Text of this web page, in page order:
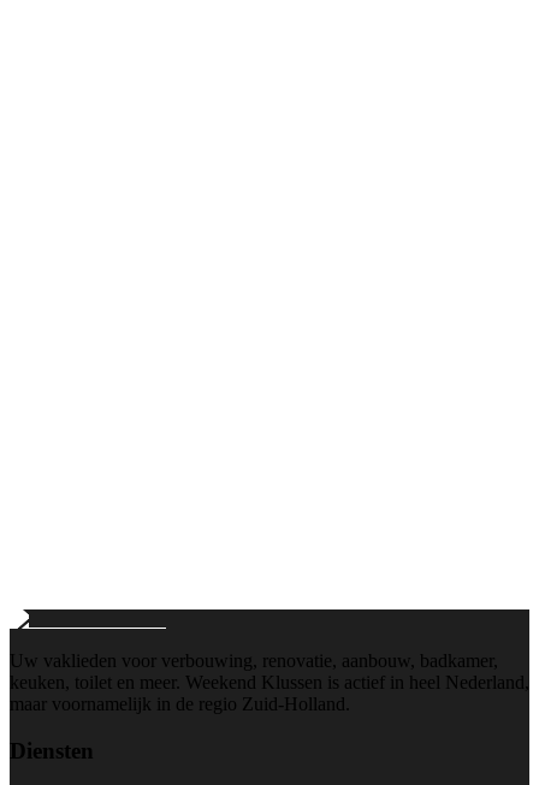
Uw vaklieden voor verbouwing, renovatie, aanbouw, badkamer,
keuken, toilet en meer. Weekend Klussen is actief in heel Nederland,
maar voornamelijk in de regio Zuid-Holland.
Diensten